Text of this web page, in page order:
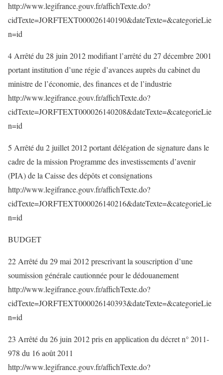
http://www.legifrance.gouv.fr/affichTexte.do?
cidTexte=JORFTEXT000026140190&dateTexte=&categorieLie
n=id
4 Arrêté du 28 juin 2012 modifiant l’arrêté du 27 décembre 2001
portant institution d’une régie d’avances auprès du cabinet du
ministre de l’économie, des finances et de l’industrie
http://www.legifrance.gouv.fr/affichTexte.do?
cidTexte=JORFTEXT000026140208&dateTexte=&categorieLie
n=id
5 Arrêté du 2 juillet 2012 portant délégation de signature dans le
cadre de la mission Programme des investissements d’avenir
(PIA) de la Caisse des dépôts et consignations
http://www.legifrance.gouv.fr/affichTexte.do?
cidTexte=JORFTEXT000026140216&dateTexte=&categorieLie
n=id
BUDGET
22 Arrêté du 29 mai 2012 prescrivant la souscription d’une
soumission générale cautionnée pour le dédouanement
http://www.legifrance.gouv.fr/affichTexte.do?
cidTexte=JORFTEXT000026140393&dateTexte=&categorieLie
n=id
23 Arrêté du 26 juin 2012 pris en application du décret n° 2011-
978 du 16 août 2011
http://www.legifrance.gouv.fr/affichTexte.do?